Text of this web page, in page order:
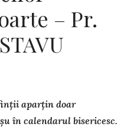
– Pr.
aparțin doar
în calendarul bisericesc.